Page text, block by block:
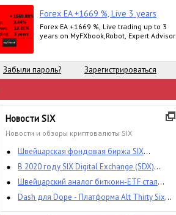
Forex EA +1669 %, Live 3 years
Forex EA +1669 %, Live trading up to 3
years on MyFXbook,Robot, Expert Advisor
Забыли пароль? Зарегистрироваться
Новости SIX
Новости и обзоры криптовалюты SIX
Швейцарская фондовая биржа SIX
биткоина и эфира
В 2020 году SIX Digital Exchange (SDX)
предоставить клиентам возможность
проводить первичное цифровое
предложение (IDO) токенизированных
инструментов.
Швейцарский аналог биткоин-ETF стал
Dash для Dope - Платформа Alt Thirty Six